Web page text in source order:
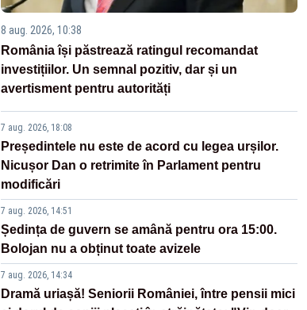
8 aug. 2026, 10:38
România își păstrează ratingul recomandat
investițiilor. Un semnal pozitiv, dar și un
avertisment pentru autorități
7 aug. 2026, 18:08
Președintele nu este de acord cu legea urșilor.
Nicușor Dan o retrimite în Parlament pentru
modificări
7 aug. 2026, 14:51
Ședința de guvern se amână pentru ora 15:00.
Bolojan nu a obținut toate avizele
7 aug. 2026, 14:34
Dramă uriașă! Seniorii României, între pensii mici